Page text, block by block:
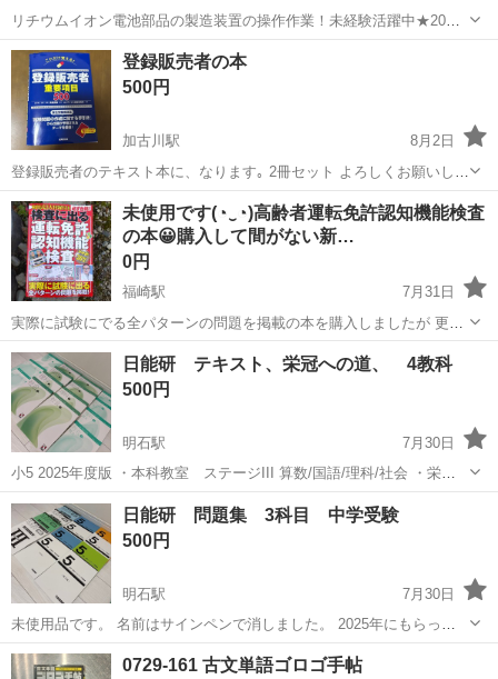
リチウムイオン電池部品の製造装置の操作作業！未経験活躍中★20～
50代の男性活躍中！嬉しい時給1,490円！生活支援物資事前対応可◎ワ
ンルーム寮完備！赴任旅費会社負担！正社員登用制度あり◎《兵庫県
南あわじ市》 人気の工場の...
兵庫 南あわじ市 その他
登録販売者の本
500円
加古川駅
8月2日
登録販売者のテキスト本に、なります｡ 2冊セット よろしくお願いしま
す。
兵庫 加古川市 加古川駅 参考書
未使用です(⁠◔⁠‿⁠◔⁠)高齢者運転免許認知機能検査
の本😀購入して間がない新…
0円
福崎駅
7月31日
実際に試験にでる全パターンの問題を掲載の本を購入しましたが 更新
年度を勘違いしてしまい、必要が無くなったので誰か使って頂ける方
にお譲りします。受け渡し場所はファミリーマート福崎南インター店
で
兵庫 神崎郡 福崎駅 参考書 運転免許
日能研 テキスト、栄冠への道、 4教科
500円
明石駅
7月30日
小5 2025年度版 ・本科教室 ステージIII 算数/国語/理科/社会 ・栄冠
への道 ステージIII 算数/国語/理科/社会 ・計算と漢ステージIII 全て解
答付き (本科教室の解答は4教科分が一冊にまとまっています)...
兵庫 明石市 明石駅 参考書 日能研
日能研 問題集 3科目 中学受験
500円
明石駅
7月30日
未使用品です。 名前はサインペンで消しました。 2025年にもらった
問題集です。 算数 レベルアップ問題集 前期、後期 各1冊 算数
解答 前期、後期 各1冊 国語 演習問題集 前期、後期 各1冊 国
兵庫 明石市 明石駅 参考書
0729-161 古文単語ゴロゴ手帖